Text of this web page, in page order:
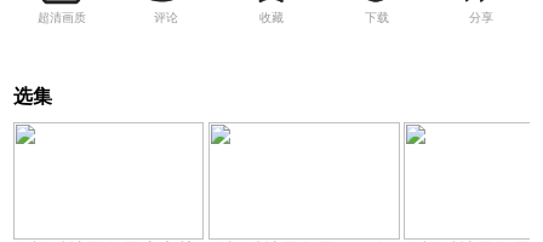
超清画质 评论 收藏 下载 分享
选集